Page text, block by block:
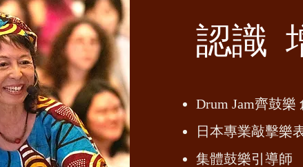
認識
Drum Jam齊鼓
日本專業敲擊樂
集體鼓樂引導師